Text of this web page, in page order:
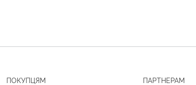
ПОКУПЦЯМ ПАРТНЕРАМ